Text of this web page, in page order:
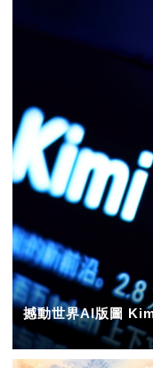
撼動世界AI版圖